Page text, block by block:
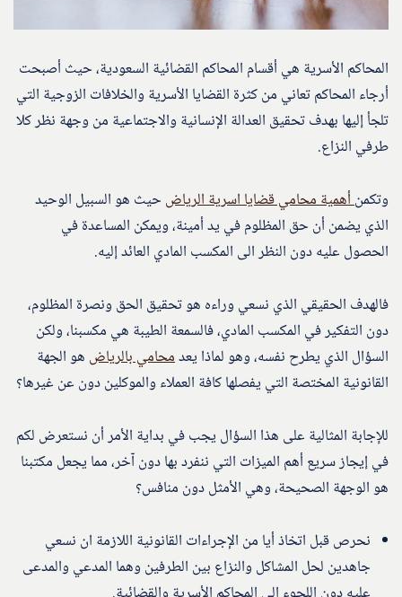
المحاكم الأسرية هي أقسام المحاكم القضائية السعودية، حيث أصبحت
أرجاء المحاكم تعاني من كثرة القضايا الأسرية والخلافات الزوجية التي
تلجأ إليها بهدف تحقيق العدالة الإنسانية والاجتماعية من وجهة نظر كلا
طرفي النزاع.
وتكمنأهمية محامي قضايا اسرية الرياض حيث هو السبيل الوحيد
الذي يضمن أن حق المظلوم في يد أمينة، ويمكن المساعدة في
الحصول عليه دون النظر الى المكسب المادي العائد إليه.
فالهدف الحقيقي الذي نسعي وراءه هو تحقيق الحق ونصرة المظلوم،
دون التفكير في المكسب المادي، فالسمعة الطيبة هي مكسبنا، ولكن
السؤال الذي يطرح نفسه، وهو لماذا يعدمحامي بالرياض هو الجهة
القانونية المختصة التي يفصلها كافة العملاء والموكلين دون عن غيرها؟
للإجابة المثالية على هذا السؤال يجب في بداية الأمر أن نستعرض لكم
في إيجاز سريع أهم الميزات التي ننفرد بها دون آخر، مما يجعل مكتبنا
هو الوجهة الصحيحة، وهي الأمثل دون منافس؟
نحرص قبل اتخاذ أيا من الإجراءات القانونية اللازمة ان نسعي
جاهدين لحل المشاكل والنزاع بين الطرفين وهما المدعي والمدعى